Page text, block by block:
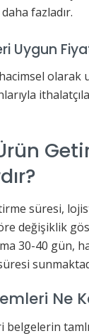
fazladır.
Uygun
olarak
süresi,
değişiklik
30-40 gün,
Ne